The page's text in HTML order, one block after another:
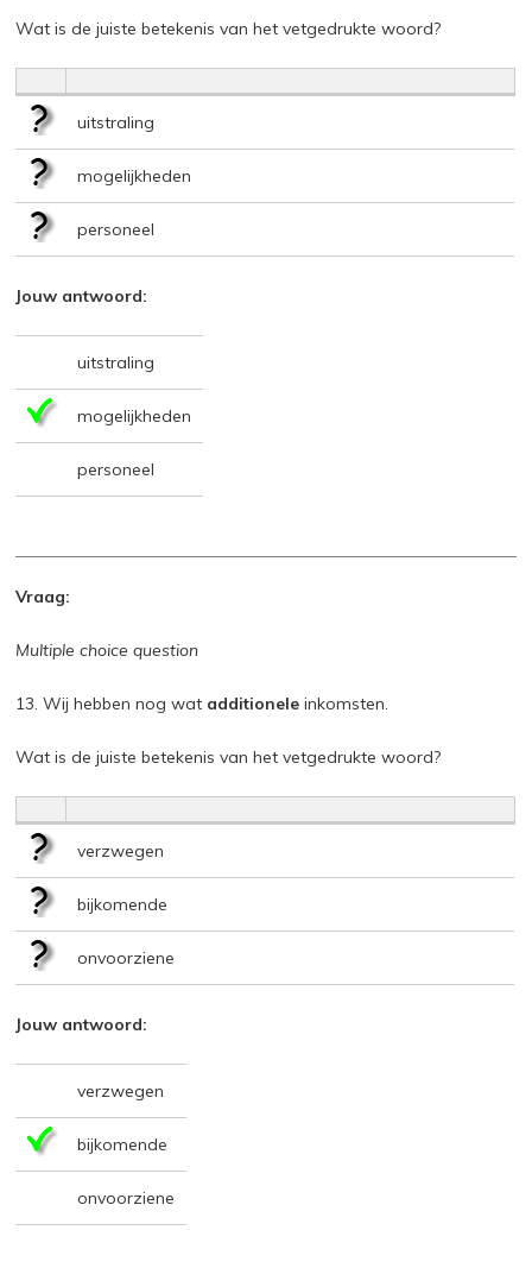
Wat is de juiste betekenis van het vetgedrukte woord?
uitstraling
mogelijkheden
personeel
Jouw antwoord:
uitstraling
mogelijkheden
personeel
Vraag:
Multiple choice question
13. Wij hebben nog wat additionele inkomsten.
Wat is de juiste betekenis van het vetgedrukte woord?
verzwegen
bijkomende
onvoorziene
Jouw antwoord:
verzwegen
bijkomende
onvoorziene